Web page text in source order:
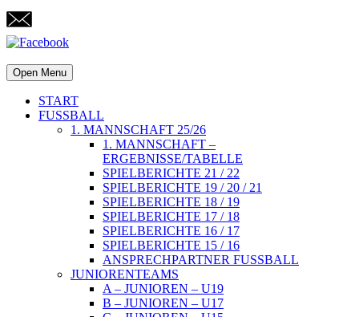
Open Menu
START
FUSSBALL
1. MANNSCHAFT 25/26
1. MANNSCHAFT –
ERGEBNISSE/TABELLE
SPIELBERICHTE 21 / 22
SPIELBERICHTE 19 / 20 / 21
SPIELBERICHTE 18 / 19
SPIELBERICHTE 17 / 18
SPIELBERICHTE 16 / 17
SPIELBERICHTE 15 / 16
ANSPRECHPARTNER FUSSBALL
JUNIORENTEAMS
A – JUNIOREN – U19
B – JUNIOREN – U17